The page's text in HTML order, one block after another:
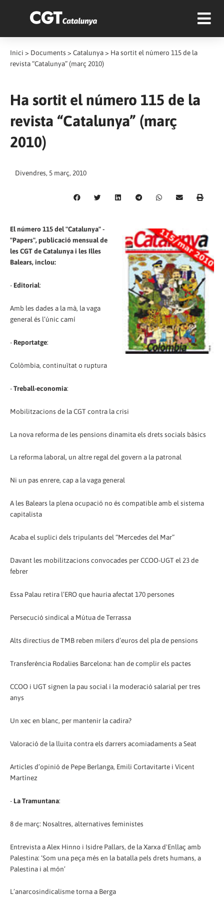
Inici > Documents > Catalunya> Ha sortit el número 115 de la
revista “Catalunya” (març 2010)
Ha sortit el número 115 de la
revista “Catalunya” (març
2010)
Divendres, 5 març, 2010
El número 115 del "Catalunya" -
"Papers", publicació mensual de
les CGT de Catalunya i les Illes
Balears, inclou:
- Editorial:
Amb les dades a la mà, la vaga
general és l’únic camí
- Reportatge:
Colòmbia, continuïtat o ruptura
-Treball-economia:
Mobilitzacions de la CGT contra la crisi
La nova reforma de les pensions dinamita els drets socials bàsics
La reforma laboral, un altre regal del govern a la patronal
Ni un pas enrere, cap a la vaga general
A les Balears la plena ocupació no és compatible amb el sistema
capitalista
Acaba el suplici dels tripulants del “Mercedes del Mar”
Davant les mobilitzacions convocades per CCOO-UGT el 23 de
febrer
Essa Palau retira l’ERO que hauria afectat 170 persones
Persecució sindical a Mútua de Terrassa
Alts directius de TMB reben milers d’euros del pla de pensions
Transferència Rodalies Barcelona: han de complir els pactes
CCOO i UGT signen la pau social i la moderació salarial per tres
anys
Un xec en blanc, per mantenir la cadira?
Valoració de la lluita contra els darrers acomiadaments a Seat
Articles d’opinió de Pepe Berlanga, Emili Cortavitarte i Vicent
Martínez
- La Tramuntana:
8 de març: Nosaltres, alternatives feministes
Entrevista a Alex Hinno i Isidre Pallars, de la Xarxa d'Enllaç amb
Palestina: ‘Som una peça més en la batalla pels drets humans, a
Palestina i al món’
L’anarcosindicalisme torna a Berga